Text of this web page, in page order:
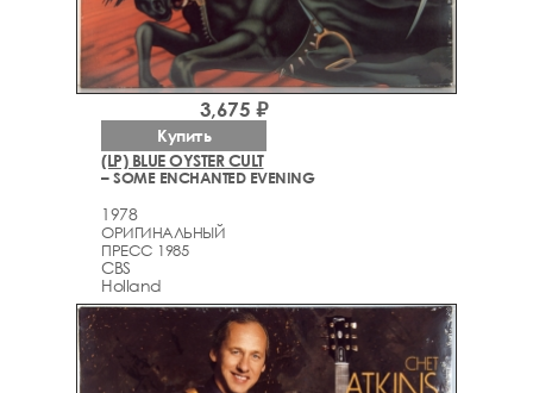
(LP) BLUE OYSTER CULT
– SOME ENCHANTED EVENING
1978
ОРИГИНАЛЬНЫЙ
ПРЕСС 1985
CBS
Holland
3,675 ₽
Купить